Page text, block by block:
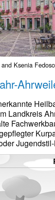
Ksenia
Landkreis